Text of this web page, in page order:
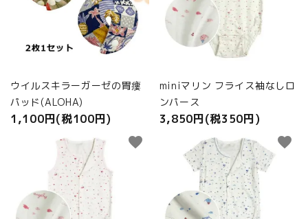
ウイルスキラーガーゼの胃瘻
パッド(ALOHA)
1,100円(税100円)
miniマリン フライス袖なしロ
ンパース
3,850円(税350円)
favorite favorite